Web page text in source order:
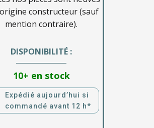
constructeur (sauf
mention contraire).
DISPONIBILITÉ :
10+ en stock
Expédié aujourd’hui si
commandé avant 12 h*